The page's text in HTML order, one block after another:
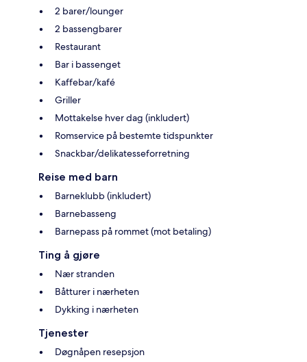
2 barer/lounger
2 bassengbarer
Restaurant
Bar i bassenget
Kaffebar/kafé
Griller
Mottakelse hver dag (inkludert)
Romservice på bestemte tidspunkter
Snackbar/delikatesseforretning
Reise med barn
Barneklubb (inkludert)
Barnebasseng
Barnepass på rommet (mot betaling)
Ting å gjøre
Nær stranden
Båtturer i nærheten
Dykking i nærheten
Tjenester
Døgnåpen resepsjon